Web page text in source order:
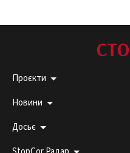
Проєкти
Новини
Досьє